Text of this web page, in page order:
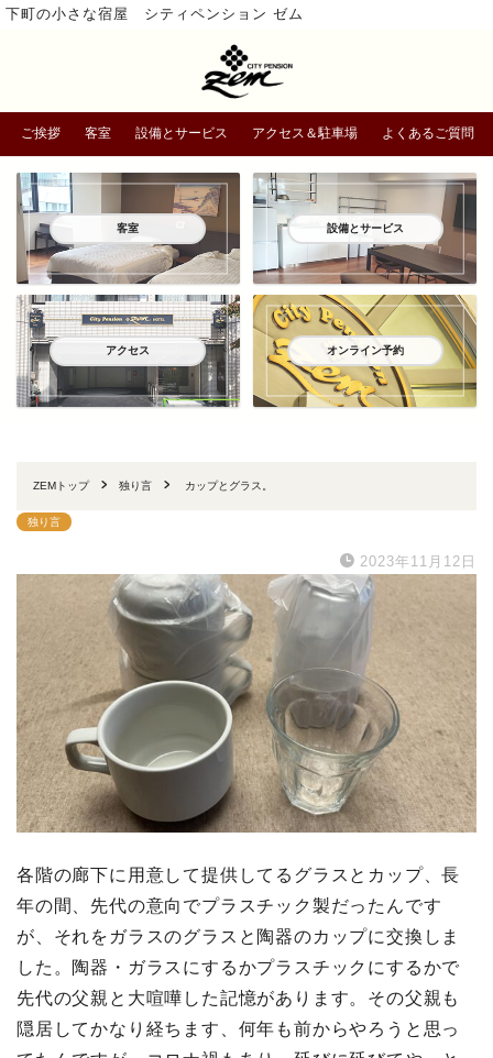
下町の小さな宿屋 シティペンション ゼム
ご挨拶 客室 設備とサービス アクセス＆駐車場 よくあるご質問
客室 設備とサービス
アクセス オンライン予約
ZEMトップ 独り言 カップとグラス。
独り言
2023年11月12日
各階の廊下に用意して提供してるグラスとカップ、長
年の間、先代の意向でプラスチック製だったんです
が、それをガラスのグラスと陶器のカップに交換しま
した。陶器・ガラスにするかプラスチックにするかで
先代の父親と大喧嘩した記憶があります。その父親も
隠居してかなり経ちます、何年も前からやろうと思っ